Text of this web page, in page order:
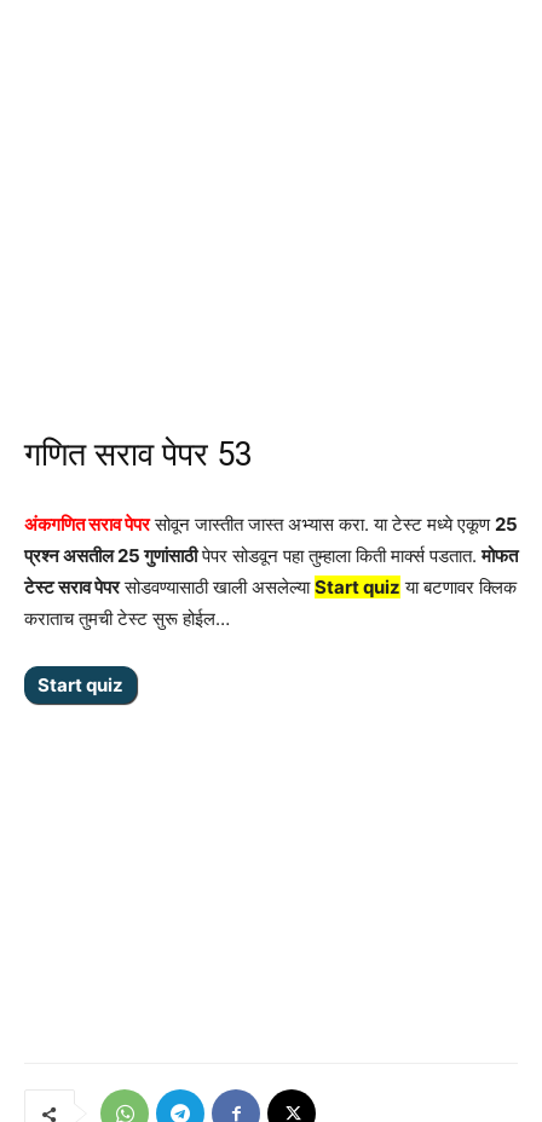
गणित सराव पेपर 53
अंकगणित सराव पेपरसोवून जास्तीत जास्त अभ्यास करा. या टेस्ट मध्ये एकूण25
प्रश्न असतील 25 गुणांसाठीपेपर सोडवून पहा तुम्हाला किती मार्क्स पडतात.मोफत
टेस्ट सराव पेपरसोडवण्यासाठी खाली असलेल्याStart quiz या बटणावर क्लिक
कराताच तुमची टेस्ट सुरू होईल…